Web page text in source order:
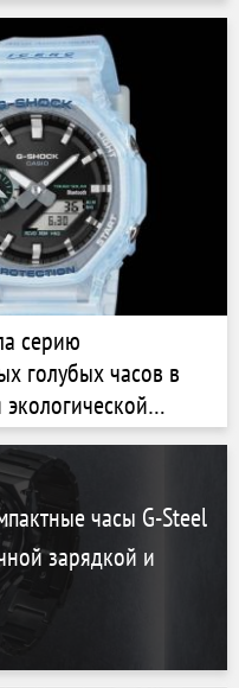
серию
голубых часов в
экологической
Japan
часы G-Steel
зарядкой и